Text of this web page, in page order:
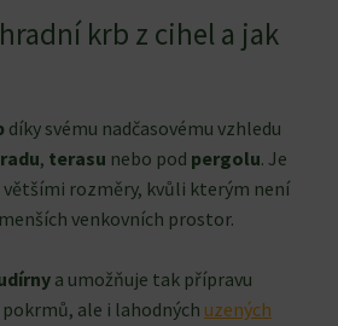
krb z cihel a jak
díky svému nadčasovému vzhledu
, terasu nebo pod pergolu. Je
rozměry, kvůli kterým není
venkovních prostor.
a umožňuje tak přípravu
ale i lahodných uzených